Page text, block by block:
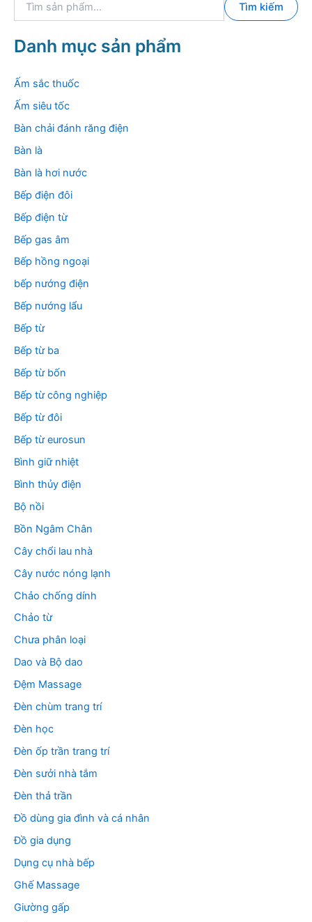
k
i
m
Tìm kiếm
Danh mục sản phẩm
Ấm sắc thuốc
Ấm siêu tốc
Bàn chải đánh răng điện
Bàn là
Bàn là hơi nước
Bếp điện đôi
Bếp điện từ
Bếp gas âm
Bếp hồng ngoại
bếp nướng điện
Bếp nướng lẩu
Bếp từ
Bếp từ ba
Bếp từ bốn
Bếp từ công nghiệp
Bếp từ đôi
Bếp từ eurosun
Bình giữ nhiệt
Bình thủy điện
Bộ nồi
Bồn Ngâm Chân
Cây chổi lau nhà
Cây nước nóng lạnh
Chảo chống dính
Chảo từ
Chưa phân loại
Dao và Bộ dao
Đệm Massage
Đèn chùm trang trí
Đèn học
Đèn ốp trần trang trí
Đèn sưởi nhà tắm
Đèn thả trần
Đồ dùng gia đình và cá nhân
Đồ gia dụng
Dụng cụ nhà bếp
Ghế Massage
Giường gấp